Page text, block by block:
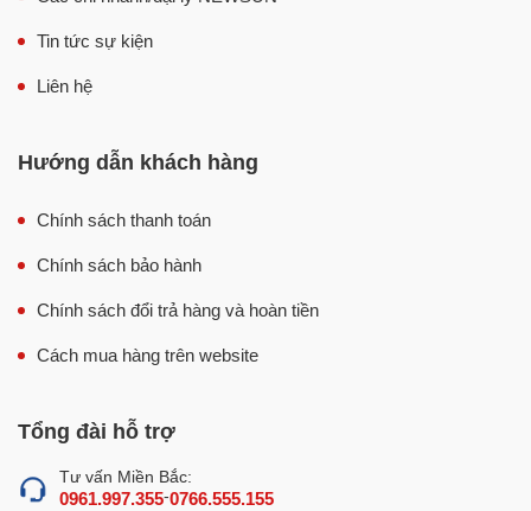
phù hợp cho các siêu thị, cửa hàng bán thịt, cơ sở chế
biến thịt, cơ sở sản xuất xúc xích, lạp xưởng, pate, giò
Nguyên lý hoạt động của máy xay thịt công nghiệp
Nguyên lý hoạt động của máy rất đơn giản với 2 tính
Tin tức sự kiện
Liên hệ
Hướng dẫn khách hàng
Chính sách thanh toán
Chính sách bảo hành
Chính sách đổi trả hàng và hoàn tiền
Cách mua hàng trên website
Tổng đài hỗ trợ
Tư vấn Miền Bắc:
0961.997.355-0766.555.155